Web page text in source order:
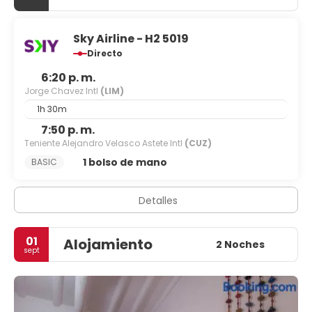
Sky Airline - H2 5019
Directo
6:20 p. m.
Jorge Chavez Intl (LIM)
1h 30m
7:50 p. m.
Teniente Alejandro Velasco Astete Intl (CUZ)
BASIC
1 bolso de mano
Detalles
01
sept Alojamiento 2 Noches